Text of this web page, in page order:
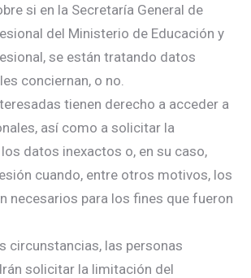
si en la Secretaría General de
del Ministerio de Educación y
se están tratando datos
conciernan, o no.
tienen derecho a acceder a
así como a solicitar la
datos inexactos o, en su caso,
cuando, entre otros motivos, los
necesarios para los fines que fueron
circunstancias, las personas
solicitar la limitación del